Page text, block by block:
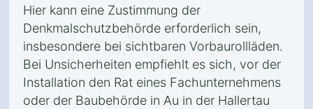
Hier kann eine Zustimmung der
Denkmalschutzbehörde erforderlich sein,
insbesondere bei sichtbaren Vorbaurollläden.
Bei Unsicherheiten empfiehlt es sich, vor der
Installation den Rat eines Fachunternehmens
oder der Baubehörde in Au in der Hallertau